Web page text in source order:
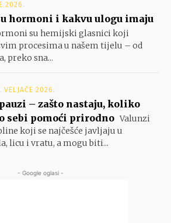
2026.
hormoni i kakvu ulogu imaju
su hemijski glasnici koji
procesima u našem tijelu – od
preko sna...
VELJAČE 2026.
– zašto nastaju, koliko
sebi pomoći prirodno Valunzi
koji se najčešće javljaju u
licu i vratu, a mogu biti...
- Google oglasi -